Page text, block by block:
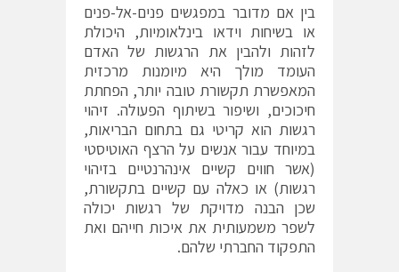
בין אם מדובר במפגשים פנים-אל-פנים
או בשיחות וידאו בינלאומיות, היכולת
לזהות ולהבין את הרגשות של האדם
העומד מולך היא מיומנות מרכזית
המאפשרת תקשורת טובה יותר, הפחתת
חיכוכים, ושיפור בשיתוף הפעולה. זיהוי
רגשות הוא קריטי גם בתחום הבריאות,
במיוחד עבור אנשים על הרצף האוטיסטי
(אשר חווים קשיים אינהרנטיים בזיהוי
רגשות) או כאלה עם קשיים בתקשורת,
שכן הבנה מדויקת של רגשות יכולה
לשפר משמעותית את איכות חייהם ואת
התפקוד החברתי שלהם.